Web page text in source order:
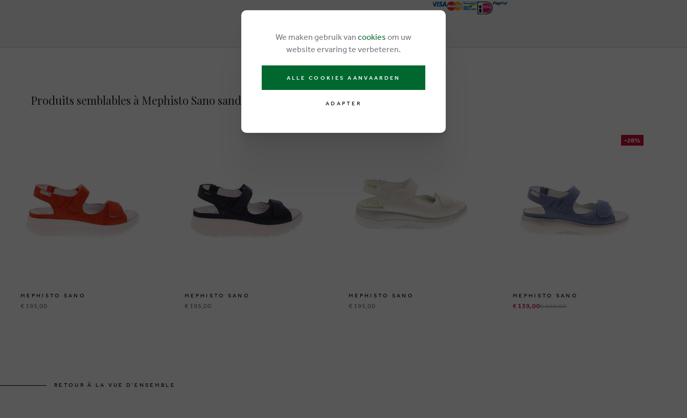
Produits semblables à Mephisto Sano sandales taupe
MEPHISTO SANO
€ 195,00
MEPHISTO SANO
€ 195,00
MEPHISTO SANO
€ 195,00
-28%
MEPHISTO SANO
€ 139,00€ 195,00
RETOUR À LA VUE D'ENSEMBLE
We maken gebruik van cookies om uw
website ervaring te verbeteren.
ALLE COOKIES AANVAARDEN
ADAPTER